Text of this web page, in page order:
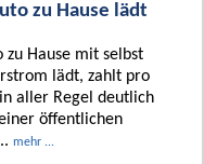
zu Hause lädt
zu Hause mit selbst
lädt, zahlt pro
aller Regel deutlich
öffentlichen
mehr ...